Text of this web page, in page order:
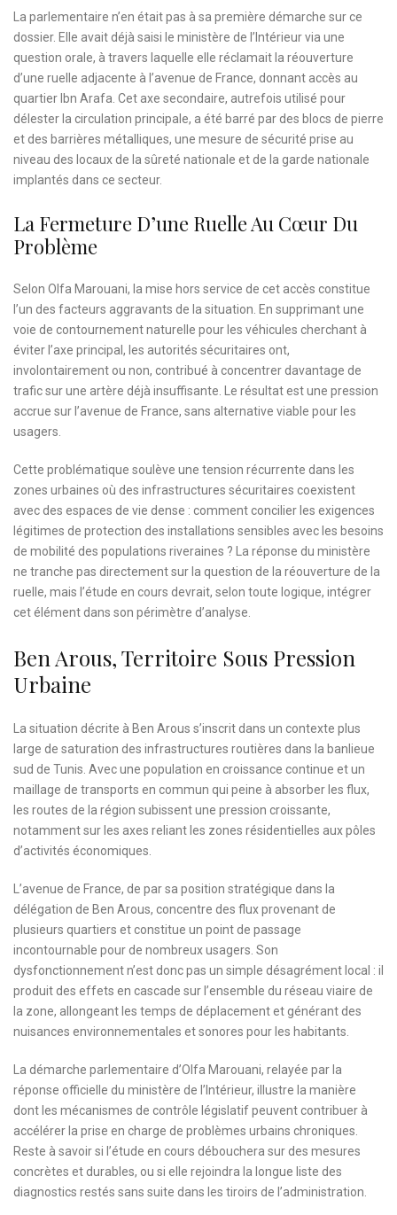
La parlementaire n’en était pas à sa première démarche sur ce
dossier. Elle avait déjà saisi le ministère de l’Intérieur via une
question orale, à travers laquelle elle réclamait la réouverture
d’une ruelle adjacente à l’avenue de France, donnant accès au
quartier Ibn Arafa. Cet axe secondaire, autrefois utilisé pour
délester la circulation principale, a été barré par des blocs de pierre
et des barrières métalliques, une mesure de sécurité prise au
niveau des locaux de la sûreté nationale et de la garde nationale
implantés dans ce secteur.
La Fermeture D’une Ruelle Au Cœur Du
Problème
Selon Olfa Marouani, la mise hors service de cet accès constitue
l’un des facteurs aggravants de la situation. En supprimant une
voie de contournement naturelle pour les véhicules cherchant à
éviter l’axe principal, les autorités sécuritaires ont,
involontairement ou non, contribué à concentrer davantage de
trafic sur une artère déjà insuffisante. Le résultat est une pression
accrue sur l’avenue de France, sans alternative viable pour les
usagers.
Cette problématique soulève une tension récurrente dans les
zones urbaines où des infrastructures sécuritaires coexistent
avec des espaces de vie dense : comment concilier les exigences
légitimes de protection des installations sensibles avec les besoins
de mobilité des populations riveraines ? La réponse du ministère
ne tranche pas directement sur la question de la réouverture de la
ruelle, mais l’étude en cours devrait, selon toute logique, intégrer
cet élément dans son périmètre d’analyse.
Ben Arous, Territoire Sous Pression
Urbaine
La situation décrite à Ben Arous s’inscrit dans un contexte plus
large de saturation des infrastructures routières dans la banlieue
sud de Tunis. Avec une population en croissance continue et un
maillage de transports en commun qui peine à absorber les flux,
les routes de la région subissent une pression croissante,
notamment sur les axes reliant les zones résidentielles aux pôles
d’activités économiques.
L’avenue de France, de par sa position stratégique dans la
délégation de Ben Arous, concentre des flux provenant de
plusieurs quartiers et constitue un point de passage
incontournable pour de nombreux usagers. Son
dysfonctionnement n’est donc pas un simple désagrément local : il
produit des effets en cascade sur l’ensemble du réseau viaire de
la zone, allongeant les temps de déplacement et générant des
nuisances environnementales et sonores pour les habitants.
La démarche parlementaire d’Olfa Marouani, relayée par la
réponse officielle du ministère de l’Intérieur, illustre la manière
dont les mécanismes de contrôle législatif peuvent contribuer à
accélérer la prise en charge de problèmes urbains chroniques.
Reste à savoir si l’étude en cours débouchera sur des mesures
concrètes et durables, ou si elle rejoindra la longue liste des
diagnostics restés sans suite dans les tiroirs de l’administration.